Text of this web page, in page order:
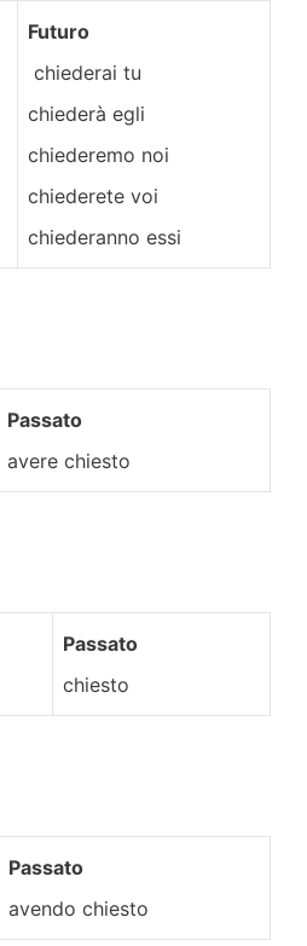
Futuro
chiederai tu
chiederà egli
chiederemo noi
chiederete voi
chiederanno essi
Passato
avere chiesto
Passato
chiesto
Passato
avendo chiesto